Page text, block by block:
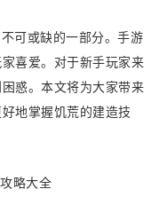
可或缺的一部分。手游
喜爱。对于新手玩家来
惑。本文将为大家带来
地掌握饥荒的建造技